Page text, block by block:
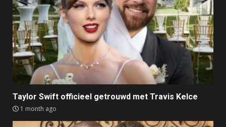
Taylor Swift officieel getrouwd met Travis Kelce
1 month ago